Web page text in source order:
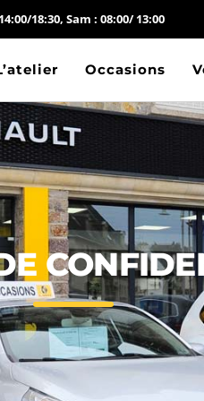
18:30, Sam : 08:00/ 13:00
Occasions